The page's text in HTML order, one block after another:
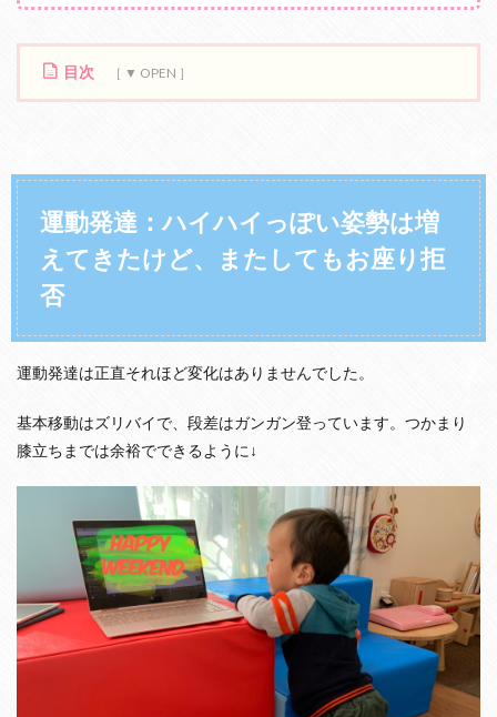
目次
発
：
ハ
イ
ハ
イ
ぽ
姿
は
増
え
ま
た
し
て
運動発達：ハイハイっぽい姿勢は増
えてきたけど、またしてもお座り拒
否
運動発達は正直それほど変化はありませんでした。
基本移動はズリバイで、段差はガンガン登っています。つかまり
膝立ちまでは余裕でできるように↓